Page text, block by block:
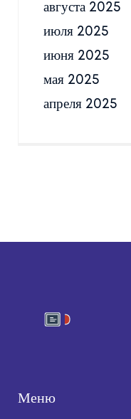
августа 2025
июля 2025
июня 2025
мая 2025
апреля 2025
Меню